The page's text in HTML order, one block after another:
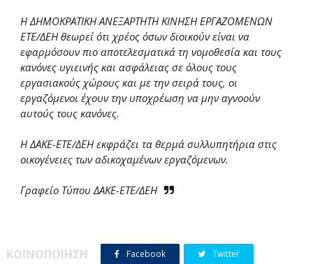
Η ΔΗΜΟΚΡΑΤΙΚΗ ΑΝΕΞΑΡΤΗΤΗ ΚΙΝΗΣΗ ΕΡΓΑΖΟΜΕΝΩΝ
ΕΤΕ/ΔΕΗ θεωρεί ότι χρέος όσων διοικούν είναι να
εφαρμόσουν πιο αποτελεσματικά τη νομοθεσία και τους
κανόνες υγιεινής και ασφάλειας σε όλους τους
εργασιακούς χώρους και με την σειρά τους, οι
εργαζόμενοι έχουν την υποχρέωση να μην αγνοούν
αυτούς τους κανόνες.
Η ΔΑΚΕ-ΕΤΕ/ΔΕΗ εκφράζει τα θερμά συλλυπητήρια στις
οικογένειες των αδικοχαμένων εργαζόμενων.
Γραφείο Τύπου ΔΑΚΕ-ΕΤΕ/ΔΕΗ
ΚΟΙΝΟΠΟΙΗΣΗ Facebook Twitter